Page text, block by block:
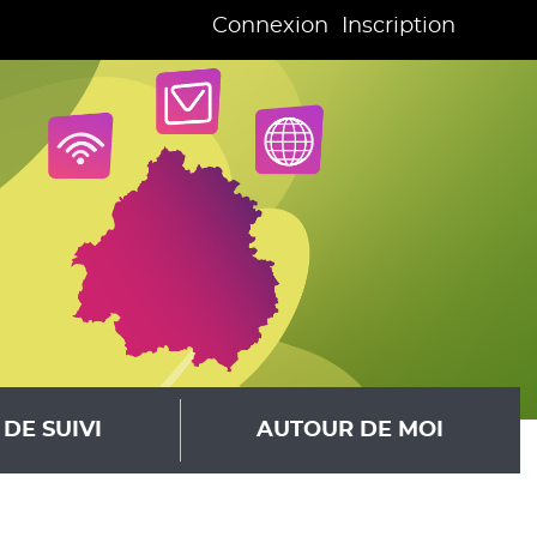
Connexion Inscription
SUIVI AUTOUR DE MOI